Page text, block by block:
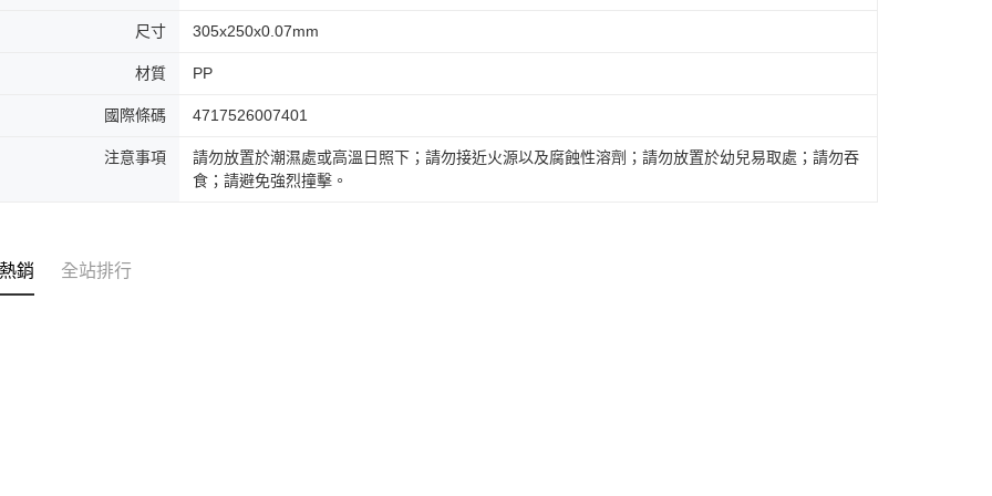
尺寸 305x250x0.07mm
材質 PP
國際條碼 4717526007401
注意事項
請勿放置於潮濕處或高溫日照下；請勿接近火源以及腐蝕性溶劑；請勿放置於幼兒易取處；請勿吞
食；請避免強烈撞擊。
銷 全站排行